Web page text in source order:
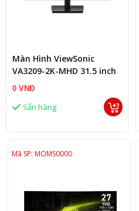
Màn Hình ViewSonic
VA3209-2K-MHD 31.5 inch
IPS/ QHD/75Hz
0 VNĐ
Sẵn hàng
Mã SP: MOMS0000